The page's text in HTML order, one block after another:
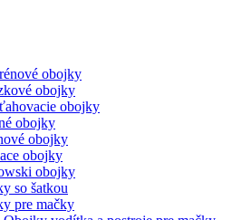
obojky
obojky
obojky
obojky
obojky
obojky
obojky
so šatkou
pre mačky